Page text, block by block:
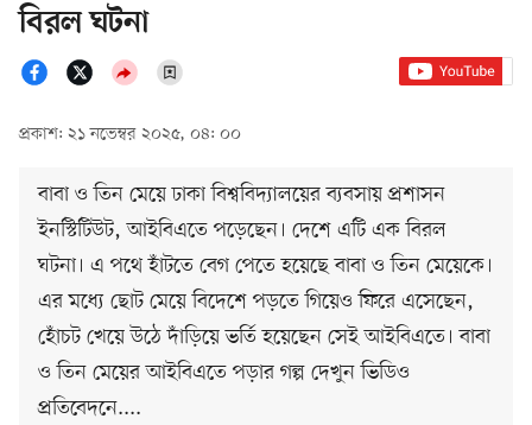
বিরল ঘটনা
প্রকাশ: ২১ নভেম্বর ২০২৫, ০৪: ০০
বাবা ও তিন মেয়ে ঢাকা বিশ্ববিদ্যালয়ের ব্যবসায় প্রশাসন
ইনস্টিটিউট, আইবিএতে পড়েছেন। দেশে এটি এক বিরল
ঘটনা। এ পথে হাঁটতে বেগ পেতে হয়েছে বাবা ও তিন মেয়েকে।
এর মধ্যে ছোট মেয়ে বিদেশে পড়তে গিয়েও ফিরে এসেছেন,
হোঁচট খেয়ে উঠে দাঁড়িয়ে ভর্তি হয়েছেন সেই আইবিএতে। বাবা
ও তিন মেয়ের আইবিএতে পড়ার গল্প দেখুন ভিডিও
প্রতিবেদনে....